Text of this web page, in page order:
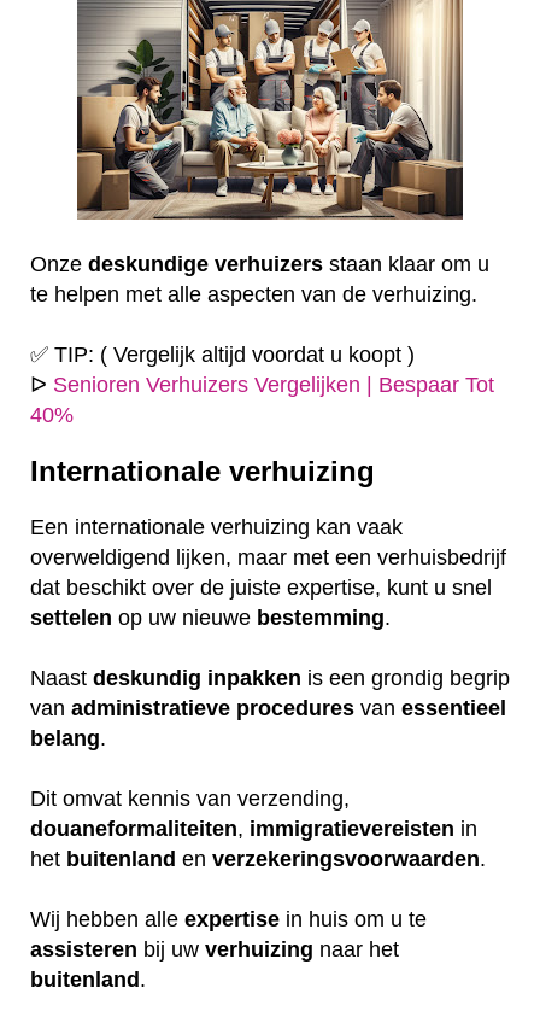
Onze deskundige verhuizers staan klaar om u
te helpen met alle aspecten van de verhuizing.
✅ TIP: ( Vergelijk altijd voordat u koopt )
ᐅ Senioren Verhuizers Vergelijken | Bespaar Tot
40%
Internationale verhuizing
Een internationale verhuizing kan vaak
overweldigend lijken, maar met een verhuisbedrijf
dat beschikt over de juiste expertise, kunt u snel
settelen op uw nieuwe bestemming.
Naast deskundig inpakken is een grondig begrip
van administratieve procedures van essentieel
belang.
Dit omvat kennis van verzending,
douaneformaliteiten, immigratievereisten in
het buitenland en verzekeringsvoorwaarden.
Wij hebben alle expertise in huis om u te
assisteren bij uw verhuizing naar het
buitenland.